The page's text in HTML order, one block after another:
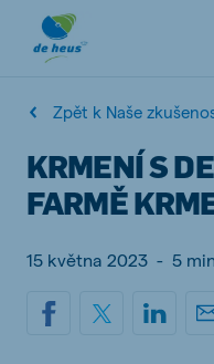
Zpět k Naše
KRMENÍ S
FARMĚ
15 května 2023 - 5